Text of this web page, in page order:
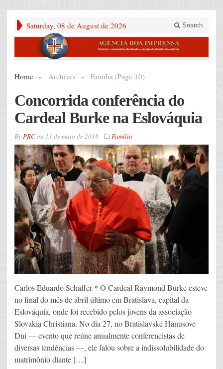
Saturday, 08 de August de 2026 Search
Home » Archives » Família (Page 10)
Concorrida conferência do
Cardeal Burke na Eslováquia
ByPRCon 11 de maio de 2018 Família
Carlos Eduardo Schaffer * O Cardeal Raymond Burke esteve
no final do mês de abril último em Bratislava, capital da
Eslováquia, onde foi recebido pelos jovens da associação
Slovakia Christiana. No dia 27, no Bratislavské Hanusove
Dni — evento que reúne anualmente conferencistas de
diversas tendências —, ele falou sobre a indissolubilidade do
matrimônio diante […]